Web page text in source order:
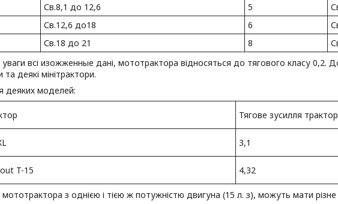
Св.8,1 до 12,6 5
Св.12,6 до18 6
Св.18 до 21 8
всі изожженные дані, мототрактора відносяться до тягового класу 0,2.
деякі мінітрактори.
деяких моделей:
Тягове зусилля
3,1
T-15 4,32
з однією і тією ж потужністю двигуна (15 л. з), можуть мати